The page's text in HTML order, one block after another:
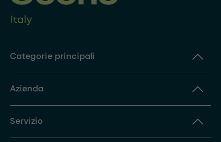
Categorie principali
Azienda
Servizio